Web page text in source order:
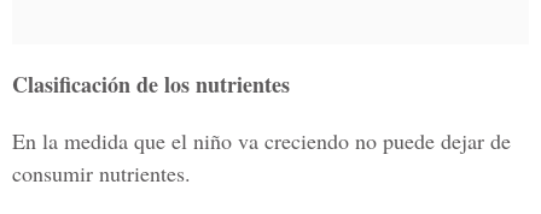
Clasificación de los nutrientes
En la medida que el niño va creciendo no puede dejar de
consumir nutrientes.